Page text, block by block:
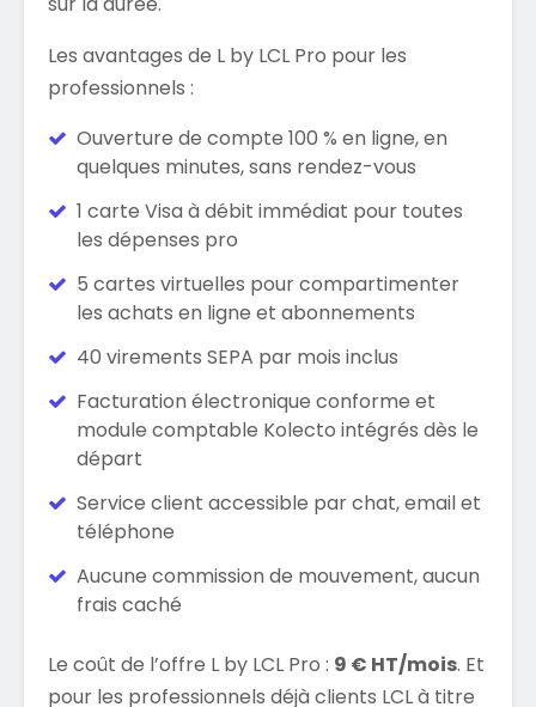
Les avantages de L by LCL Pro pour les
professionnels :
Ouverture de compte 100 % en ligne, en
quelques minutes, sans rendez-vous
1 carte Visa à débit immédiat pour toutes
les dépenses pro
5 cartes virtuelles pour compartimenter
les achats en ligne et abonnements
40 virements SEPA par mois inclus
Facturation électronique conforme et
module comptable Kolecto intégrés dès le
départ
Service client accessible par chat, email et
téléphone
Aucune commission de mouvement, aucun
frais caché
Le coût de l’offre L by LCL Pro : 9 € HT/mois. Et
pour les professionnels déjà clients LCL à titre